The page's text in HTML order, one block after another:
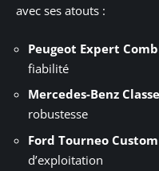
avec ses atouts :
Peugeot Expert
fiabilité
Mercedes-Benz
robustesse
Ford Tourneo Custom
d’exploitation